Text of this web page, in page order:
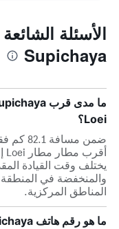
Supichaya
Loei؟
ضمن
يختلف وقت القيادة
والمنخفضة في
المناطق المركزية.
ما هو رقم هاتف Baan Supichaya؟